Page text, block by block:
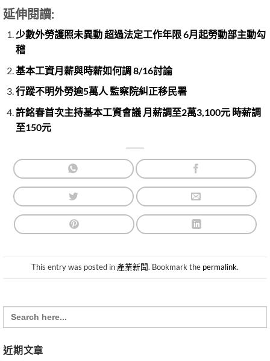
延伸閱讀:
少數外勞護照未異動 超過法定工作年限 6月起勞動部主動勾
稽
基本工資月薪與時薪如何調 8/16討論
行蹤不明外勞逾5萬人 監察院糾正移民署
許銘春首次主持基本工資會議 月薪調至2萬3,100元 時薪調
至150元
This entry was posted in 產業新聞. Bookmark the permalink.
Search
for:
近期文章